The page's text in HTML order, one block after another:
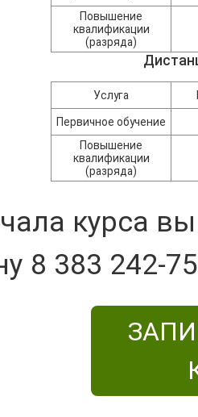
Повышение
квалификации
(разряда)
Услуга
Первичное обучение
Повышение
квалификации
(разряда)
курса
8 383 242-